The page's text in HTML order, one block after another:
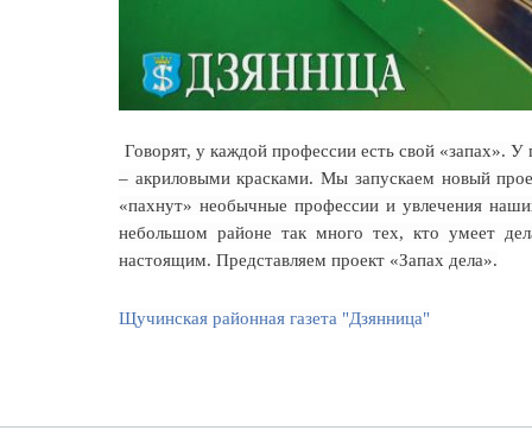
Говорят, у каждой профессии есть свой «запах».
– акриловыми красками. Мы запускаем новый
«пахнут» необычные профессии и увлечения
небольшом районе так много тех, кто умеет
настоящим. Представляем проект «Запах дела».
Щучинская районная газета "Дзянница"